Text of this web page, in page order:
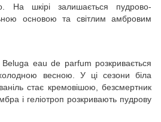
На шкірі залишається пудрово-
основою та світлим амбровим
eau de parfum розкривається
весною. У ці сезони біла
стає кремовішою, безсмертник
і геліотроп розкривають пудрову